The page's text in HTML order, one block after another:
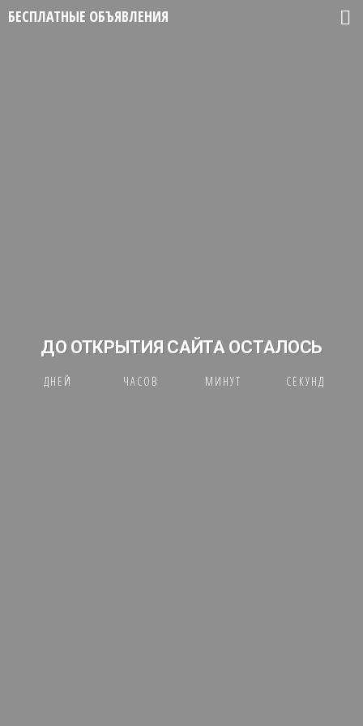
БЕСПЛАТНЫЕ ОБЪЯВЛЕНИЯ
ДО ОТКРЫТИЯ САЙТА ОСТАЛОСЬ
ДНЕЙ ЧАСОВ МИНУТ СЕКУНД